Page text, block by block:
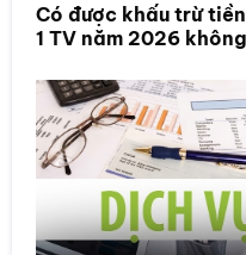
Có được khấu trừ
1 TV năm 2026